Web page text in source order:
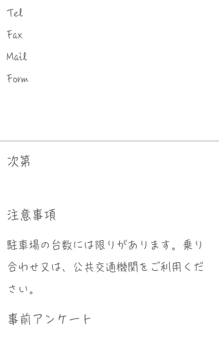
Tel
Fax
Mail
Form
次第
​注意事項
駐車場の台数には限りがあります。乗り
合わせ又は、公共交通機関をご利用くだ
さい。
事前アンケート